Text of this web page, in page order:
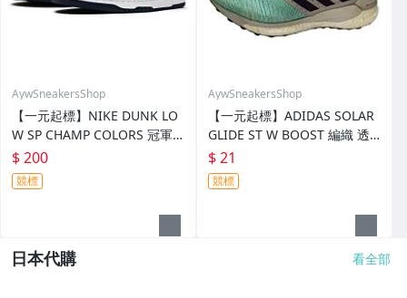
AywSneakersShop
【一元起標】NIKE DUNK LO
W SP CHAMP COLORS 冠軍
色 皮革 復古 外出 穿撘 板鞋
休閒鞋 運動鞋 us7.5 25.5cm
週日結標
$ 200
競標
AywSneakersShop
【一元起標】ADIDAS SOLAR
GLIDE ST W BOOST 編織 透
氣 針織 輕量 機能 慢跑鞋 跑步
鞋 休閒鞋 運動鞋 us7 24cm
週日結標
$ 21
競標
日本代購 看全部